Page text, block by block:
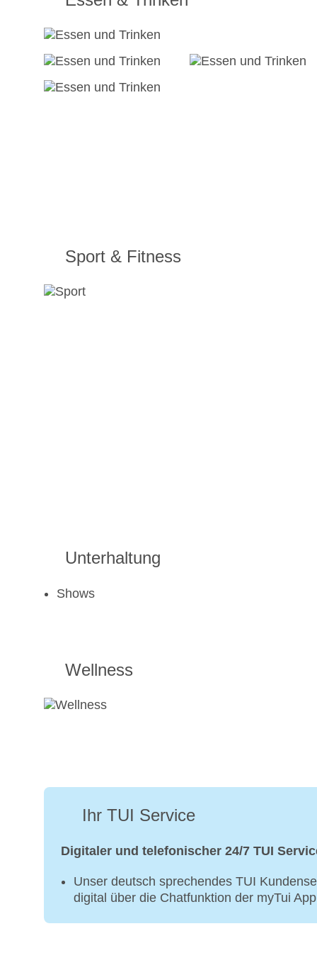
Sport & Fitness
Unterhaltung
Shows
Wellness
Ihr TUI Service
Digitaler und telefonischer 24/7 TUI
Unser deutsch sprechendes TUI
digital über die Chatfunktion der myTui